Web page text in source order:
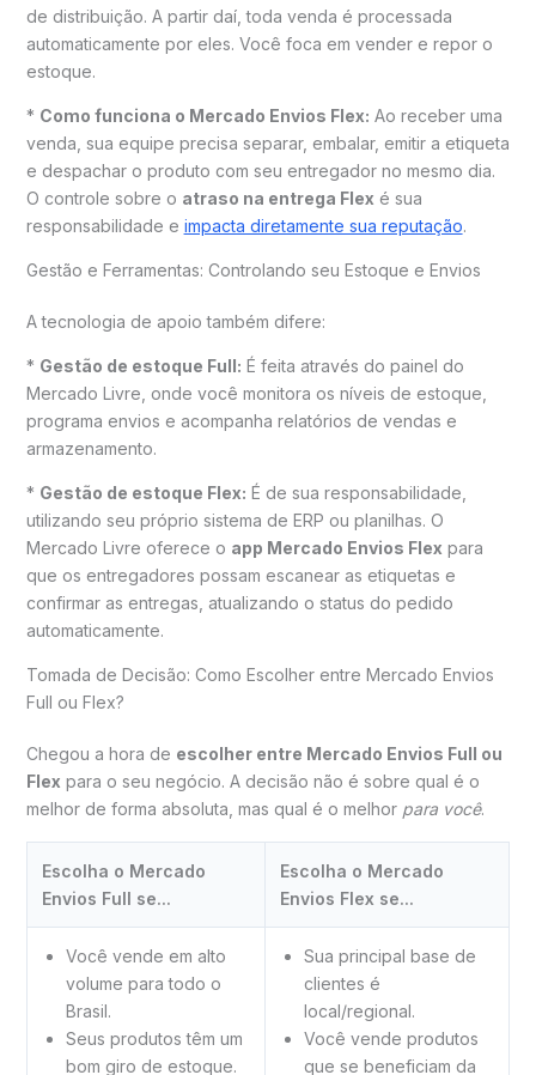
de distribuição. A partir daí, toda venda é processada
automaticamente por eles. Você foca em vender e repor o
estoque.
* Como funciona o Mercado Envios Flex: Ao receber uma
venda, sua equipe precisa separar, embalar, emitir a etiqueta
e despachar o produto com seu entregador no mesmo dia.
O controle sobre o atraso na entrega Flex é sua
responsabilidade e impacta diretamente sua reputação.
Gestão e Ferramentas: Controlando seu Estoque e Envios
A tecnologia de apoio também difere:
* Gestão de estoque Full: É feita através do painel do
Mercado Livre, onde você monitora os níveis de estoque,
programa envios e acompanha relatórios de vendas e
armazenamento.
* Gestão de estoque Flex: É de sua responsabilidade,
utilizando seu próprio sistema de ERP ou planilhas. O
Mercado Livre oferece o app Mercado Envios Flex para
que os entregadores possam escanear as etiquetas e
confirmar as entregas, atualizando o status do pedido
automaticamente.
Tomada de Decisão: Como Escolher entre Mercado Envios
Full ou Flex?
Chegou a hora de escolher entre Mercado Envios Full ou
Flex para o seu negócio. A decisão não é sobre qual é o
melhor de forma absoluta, mas qual é o melhor para você.
Escolha o Mercado
Envios Full se...
Escolha o Mercado
Envios Flex se...
Você vende em alto
volume para todo o
Brasil.
Seus produtos têm um
bom giro de estoque.
Sua principal base de
clientes é
local/regional.
Você vende produtos
que se beneficiam da